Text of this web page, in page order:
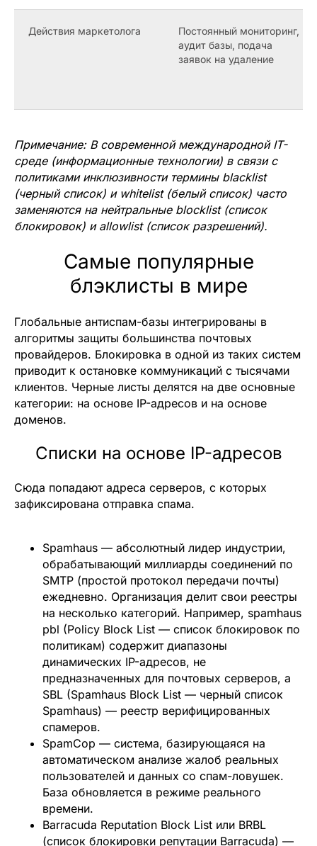
Действия маркетолога
Постоянный мониторинг,
аудит базы, подача
заявок на удаление
Примечание: В современной международной IT-
среде (информационные технологии) в связи с
политиками инклюзивности термины blacklist
(черный список) и whitelist (белый список) часто
заменяются на нейтральные blocklist (список
блокировок) и allowlist (список разрешений).
Самые популярные
блэклисты в мире
Глобальные антиспам-базы интегрированы в
алгоритмы защиты большинства почтовых
провайдеров. Блокировка в одной из таких систем
приводит к остановке коммуникаций с тысячами
клиентов. Черные листы делятся на две основные
категории: на основе IP-адресов и на основе
доменов.
Списки на основе IP-адресов
Сюда попадают адреса серверов, с которых
зафиксирована отправка спама.
Spamhaus — абсолютный лидер индустрии,
обрабатывающий миллиарды соединений по
SMTP (простой протокол передачи почты)
ежедневно. Организация делит свои реестры
на несколько категорий. Например, spamhaus
pbl (Policy Block List — список блокировок по
политикам) содержит диапазоны
динамических IP-адресов, не
предназначенных для почтовых серверов, а
SBL (Spamhaus Block List — черный список
Spamhaus) — реестр верифицированных
спамеров.
SpamCop — система, базирующаяся на
автоматическом анализе жалоб реальных
пользователей и данных со спам-ловушек.
База обновляется в режиме реального
времени.
Barracuda Reputation Block List или BRBL
(список блокировки репутации Barracuda) —